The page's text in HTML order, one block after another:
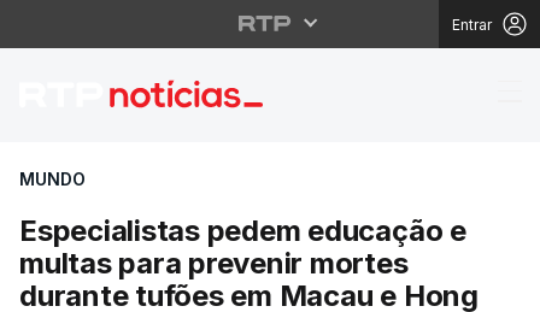
Entrar
Especialistas pedem
MUNDO
Especialistas pedem educação e
multas para prevenir mortes
durante tufões em Macau e Hong